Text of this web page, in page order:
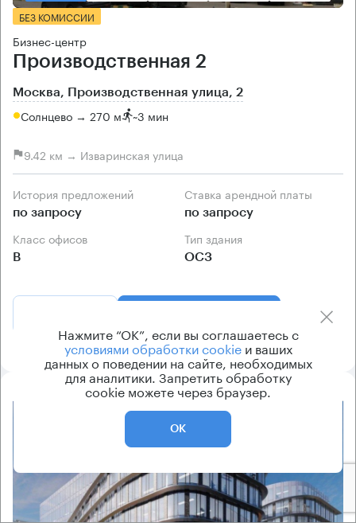
БЕЗ КОМИССИИ
Бизнес-центр
Производственная 2
Москва, Производственная улица, 2
Солнцево → 270 м ~3 мин
9.42 км → Изваринская улица
История предложений
по запросу
Ставка арендной платы
по запросу
Класс офисов
B
Тип здания
ОСЗ
Нажмите “ОК”, если вы соглашаетесь с
условиями обработки cookieи ваших
данных о поведении на сайте, необходимых
для аналитики. Запретить обработку
cookie можете через браузер.
ОК